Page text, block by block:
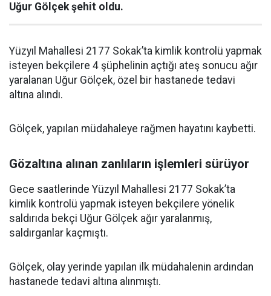
Uğur Gölçek şehit oldu.
Yüzyıl Mahallesi 2177 Sokak’ta kimlik kontrolü yapmak
isteyen bekçilere 4 şüphelinin açtığı ateş sonucu ağır
yaralanan Uğur Gölçek, özel bir hastanede tedavi
altına alındı.
Gölçek, yapılan müdahaleye rağmen hayatını kaybetti.
Gözaltına alınan zanlıların işlemleri sürüyor
Gece saatlerinde Yüzyıl Mahallesi 2177 Sokak’ta
kimlik kontrolü yapmak isteyen bekçilere yönelik
saldırıda bekçi Uğur Gölçek ağır yaralanmış,
saldırganlar kaçmıştı.
Gölçek, olay yerinde yapılan ilk müdahalenin ardından
hastanede tedavi altına alınmıştı.